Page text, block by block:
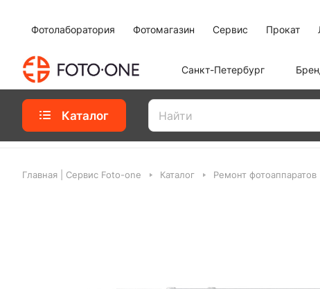
Фотолаборатория Фотомагазин Сервис Прокат
Санкт-Петербург
Каталог
Главная | Сервис Foto-one Каталог Ремонт фотоаппаратов